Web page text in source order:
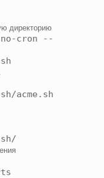
директорию
cron --
acme.sh